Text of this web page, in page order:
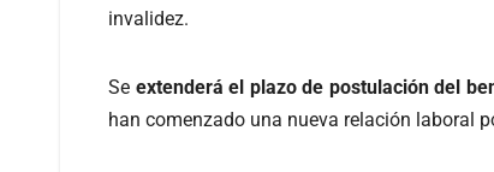
invalidez.
Se extenderá el plazo de postulación del
han comenzado una nueva relación laboral